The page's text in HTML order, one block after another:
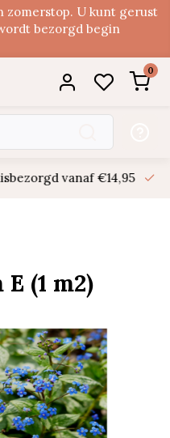
zomerstop. U kunt gerust
bezorgd begin
0
vanaf €14,95
(1 m2)